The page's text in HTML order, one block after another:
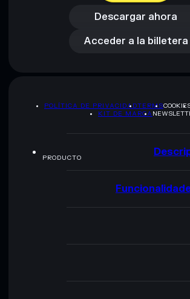
Descargar ahora
Acceder a la billetera
Acceder a la billetera
POLÍTICA DE PRIVACIDADTERMS
KIT DE MARCA
PRODUCTO